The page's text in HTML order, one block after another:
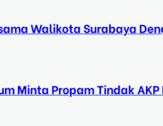
Walikota Surabaya
Minta Propam Tindak AKP